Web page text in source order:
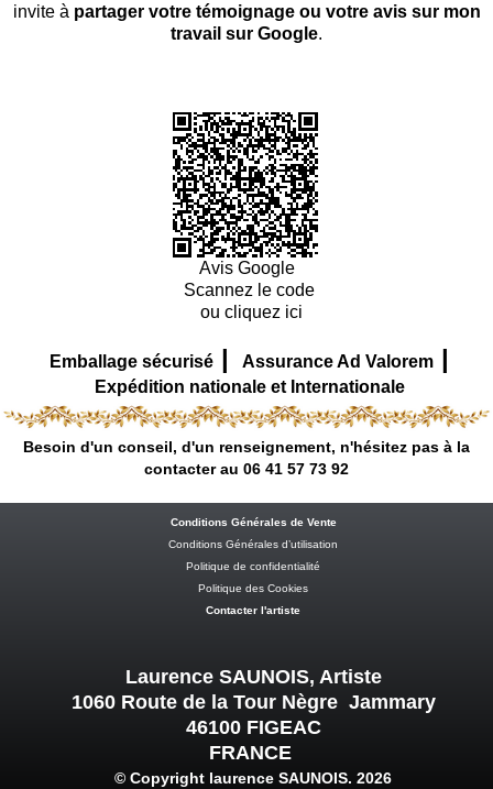
invite à partager votre témoignage ou votre avis sur mon
travail sur Google.
Avis Google
Scannez le code
ou cliquez ici
Emballage sécurisé | Assurance Ad Valorem |
Expédition nationale et Internationale
Besoin d'un conseil, d'un renseignement, n'hésitez pas à la
contacter au 06 41 57 73 92
Conditions Générales de Vente
Conditions Générales d’utilisation
Politique de confidentialité
Politique des Cookies
Contacter l'artiste
Laurence SAUNOIS, Artiste
1060 Route de la Tour Nègre Jammary
46100 FIGEAC
FRANCE
© Copyright laurence SAUNOIS. 2026